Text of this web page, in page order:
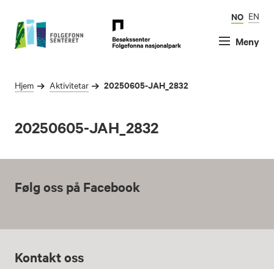
NO EN
Meny
Hjem Aktivitetar 20250605-JAH_2832
20250605-JAH_2832
Følg oss på Facebook
Kontakt oss